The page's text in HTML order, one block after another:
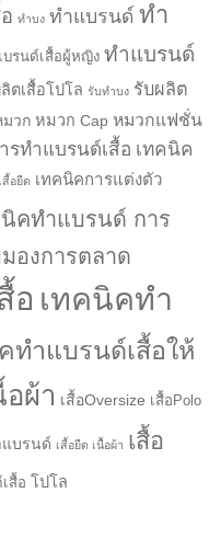
ทำบง ทำแบรนด์ ทำ
รนด์เสื้อผู้หญิง ทำแบรนด์
ตเสื้อโปโล รับทำบง รับผลิต
มวก หมวก Cap หมวกแฟชั่น
รทำแบรนด์เสื้อ เทคนิค
สื้อยืด เทคนิคการแต่งตัว
นิคทำแบรนด์ การ
องการตลาด
อ เทคนิคทำ
ทำแบรนด์เสื้อให้
อผ้า เสื้อOversize เสื้อPolo
แบรนด์ เสื้อยืด เนื้อผ้า เสื้อ
สื้อ โปโล